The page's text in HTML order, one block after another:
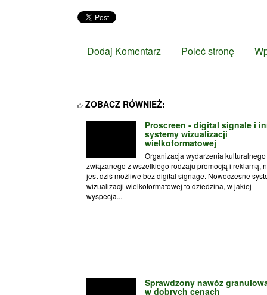
Dodaj Komentarz Poleć stronę
ZOBACZ RÓWNIEŻ:
Proscreen - digital signale i
systemy wizualizacji
wielkoformatowej
Organizacja wydarzenia kulturalnego
związanego z wszelkiego rodzaju promocją i reklamą,
jest dziś możliwe bez digital signage. Nowoczesne
wizualizacji wielkoformatowej to dziedzina, w jakiej
wyspecja...
Sprawdzony nawóz
w dobrych cenach